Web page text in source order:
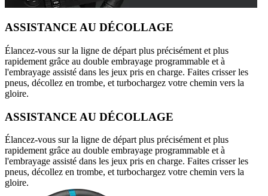
ASSISTANCE AU DÉCOLLAGE
Élancez-vous sur la ligne de départ plus précisément et plus
rapidement grâce au double embrayage programmable et à
l'embrayage assisté dans les jeux pris en charge. Faites crisser les
pneus, décollez en trombe, et turbochargez votre chemin vers la
gloire.
ASSISTANCE AU DÉCOLLAGE
Élancez-vous sur la ligne de départ plus précisément et plus
rapidement grâce au double embrayage programmable et à
l'embrayage assisté dans les jeux pris en charge. Faites crisser les
pneus, décollez en trombe, et turbochargez votre chemin vers la
gloire.